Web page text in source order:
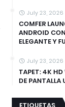
July 23, 2026
COMFER
ANDROID
ELEGANTE Y
July 23, 2026
TAPET: 4K HD
DE PANTALLA